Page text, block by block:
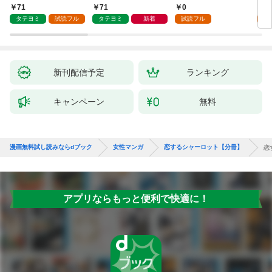
71
タテヨミ 試読フル
がられています
71
タテヨミ 新着
れる 1
0
試読フル
家
新刊配信予定 ランキング
キャンペーン 無料
漫画無料試し読みならdブック 女性マンガ 恋するシャーロット【分冊】 恋
アプリならもっと便利で快適に！